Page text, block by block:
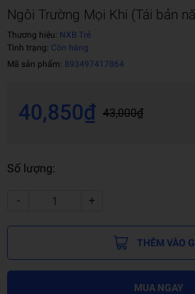
Ngôi Trường Mọi Khi (Tái bản
Thương hiệu: NXB Trẻ
Tình trạng: Còn hàng
Mã sản phẩm: 893497417864
40,850₫ 43,000₫
Số lượng:
- +
THÊM VÀO
MUA NGAY